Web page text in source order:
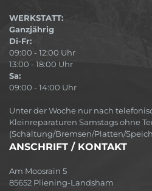
WERKSTATT:
Ganzjährig
Di-Fr:
09:00 - 12:00 Uhr
13:00 - 18:00 Uhr
Sa:
09:00 - 14:00 Uhr
Unter der Woche nur nach
Kleinreparaturen Samstags ohne
(Schaltung/Bremsen/Platten/
ANSCHRIFT / KONTAKT
Am Moosrain 5
85652 Pliening-Landsham